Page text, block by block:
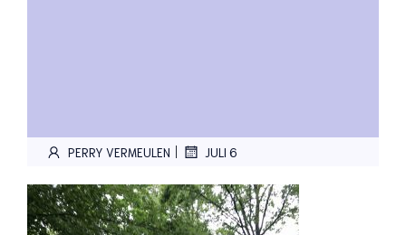
PERRY VERMEULEN | JULI 6